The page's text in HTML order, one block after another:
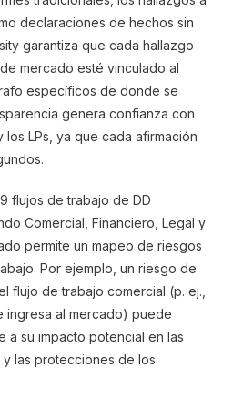
declaraciones de hechos sin
garantiza que cada hallazgo
mercado esté vinculado al
específicos de donde se
genera confianza con
LPs, ya que cada afirmación
flujos de trabajo de DD
Comercial, Financiero, Legal y
permite un mapeo de riesgos
Por ejemplo, un riesgo de
flujo de trabajo comercial (p. ej.,
ingresa al mercado) puede
a su impacto potencial en las
las protecciones de los